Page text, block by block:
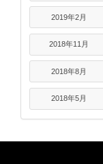
2019年2月
2018年11月
2018年8月
2018年5月